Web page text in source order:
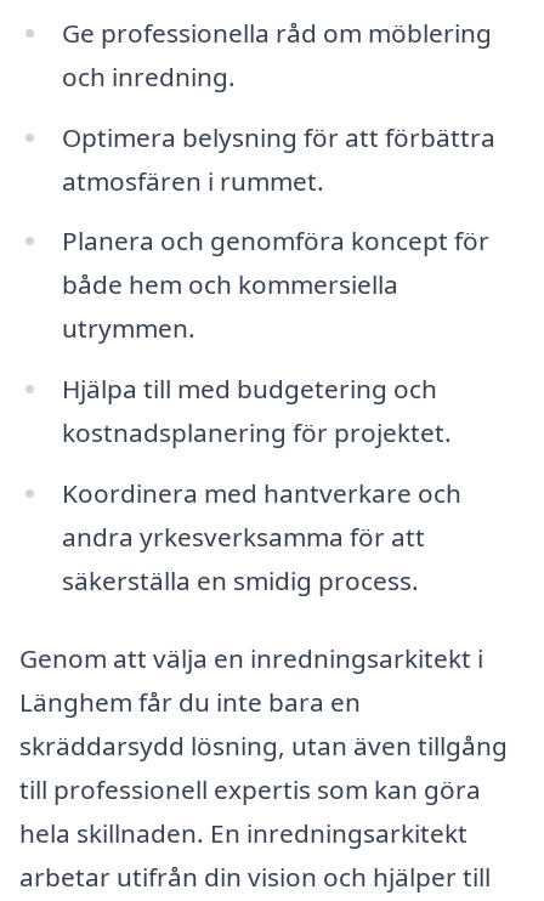
Ge professionella råd om möblering
och inredning.
Optimera belysning för att förbättra
atmosfären i rummet.
Planera och genomföra koncept för
både hem och kommersiella
utrymmen.
Hjälpa till med budgetering och
kostnadsplanering för projektet.
Koordinera med hantverkare och
andra yrkesverksamma för att
säkerställa en smidig process.
Genom att välja en inredningsarkitekt i
Länghem får du inte bara en
skräddarsydd lösning, utan även tillgång
till professionell expertis som kan göra
hela skillnaden. En inredningsarkitekt
arbetar utifrån din vision och hjälper till